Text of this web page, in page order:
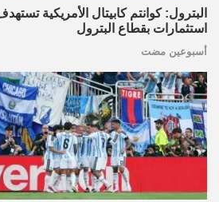
البترول: كوانتم كابيتال الأمريكية
استثمارات بقطاع البترول
أسبوعين مضت